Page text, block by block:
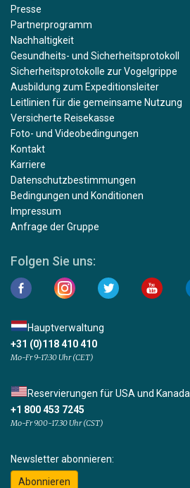
Presse
Partnerprogramm
Nachhaltigkeit
Gesundheits- und Sicherheitsprotokoll
Sicherheitsprotokolle zur Vogelgrippe
Ausbildung zum Expeditionsleiter
Leitlinien für die gemeinsame Nutzung
Versicherte Reisekasse
Foto- und Videobedingungen
Kontakt
Karriere
Datenschutzbestimmungen
Bedingungen und Konditionen
Impressum
Anfrage der Gruppe
Folgen Sie uns:
Hauptverwaltung
+31 (0)118 410 410
Mo-Fr 9-17:30 Uhr (CET)
Reservierungen für USA und Kanada
+1 800 453 7245
Mo-Fr 9.00-17.30 Uhr (CST)
Newsletter abonnieren:
Abonnieren